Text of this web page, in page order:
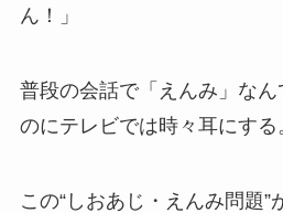
ん！」
普段の会話で「えんみ」な
のにテレビでは時々耳にする
この“しおあじ・えんみ問題